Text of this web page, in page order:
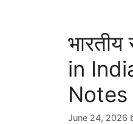
in
June 24, 2026